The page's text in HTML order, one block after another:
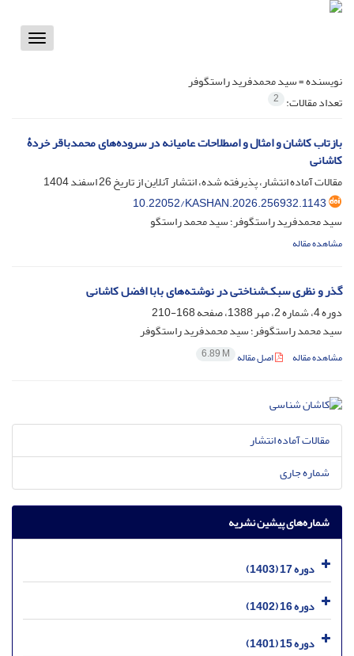
Toggle
نویسنده =سید محمدفرید راستگوفر
تعداد مقالات: 2
بازتاب کاشان و امثال و اصطلاحات عامیانه در سروده‌های محمدباقر خردۀ
کاشانی
مقالات آماده انتشار، پذیرفته شده، انتشار آنلاین از تاریخ26 اسفند 1404
10.22052/KASHAN.2026.256932.1143
سید محمدفرید راستگوفر؛ سید محمد راستگو
مشاهده مقاله
گذر و نظری سبک‌شناختی در نوشته‌های بابا افضل کاشانی
دوره 4، شماره 2، مهر 1388، صفحه
168-210
سید محمد راستگوفر؛ سید محمدفرید راستگوفر
مشاهده مقاله اصل مقاله 6.89 M
مقالات آماده انتشار
شماره جاری
شماره‌های پیشین نشریه
دوره 17 (1403)
دوره 16 (1402)
دوره 15 (1401)